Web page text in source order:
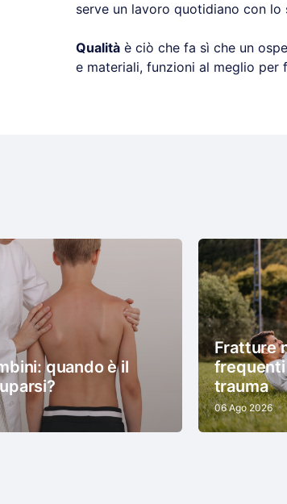
serve un lavoro quotidiano con
Qualità è ciò che fa sì che un
e materiali, funzioni al meglio
quando è il
Fratture
frequenti
trauma
06 Ago 2026